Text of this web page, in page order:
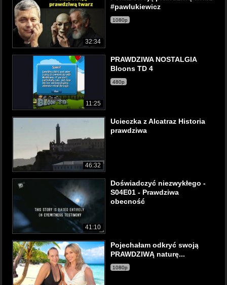
32:34
#pawlukiewicz
1080p
11:25
PRAWDZIWA NOSTALGIA
Bloons TD 4
480p
46:32
Ucieczka z Alcatraz Historia
prawdziwa
41:10
Doświadczyć niezwykłego -
S04E01 - Prawdziwa
obecność
Pojechałam odkryć swoją
PRAWDZIWĄ naturę...
1080p